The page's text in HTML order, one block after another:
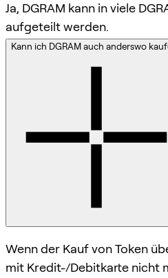
Ja, DGRAM kann in viele
aufgeteilt werden.
Kann ich DGRAM auch anderswo
Wenn der Kauf von Token
mit Kredit-/Debitkarte nicht